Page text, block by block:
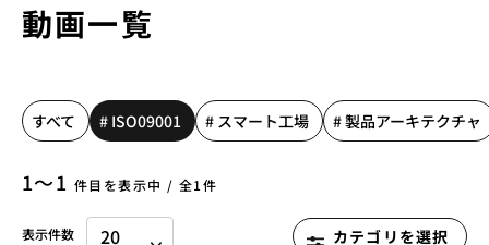
動画一覧
すべて # ISO09001 # スマート工場 # 製品アーキテクチャ
1〜1 件目を表示中 / 全1件
表示件数 カテゴリを選択